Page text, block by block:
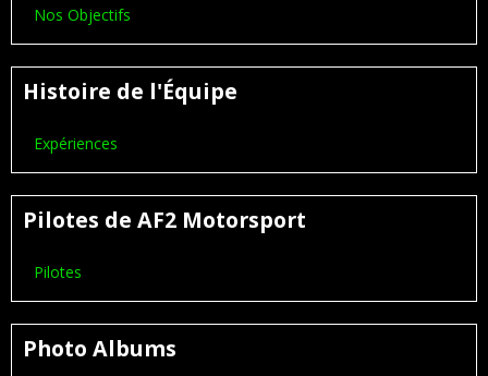
Nos Objectifs
Histoire de l'Équipe
Expériences
Pilotes de AF2 Motorsport
Pilotes
Photo Albums